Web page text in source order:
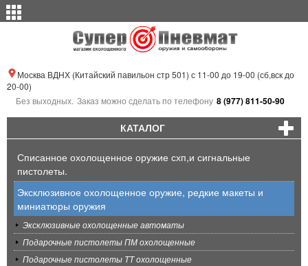
Москва ВДНХ (Китайский павильон стр 501) с 11-00 до 19-00 (сб,вск до
20-00)
Без выходных. Заказ можно сделать по телефону 8 (977) 811-50-90
КАТАЛОГ
Списанное охолощенное оружие схп,и сигнальные
пистолеты.
Эксклюзивное охолощенное оружие, редкие макеты и
миниатюры оружия
Эксклюзивные охолощенные автоматы
Подарочные пистолеты ПМ охолощенные
Подарочные пистолеты ТТ охолощенные